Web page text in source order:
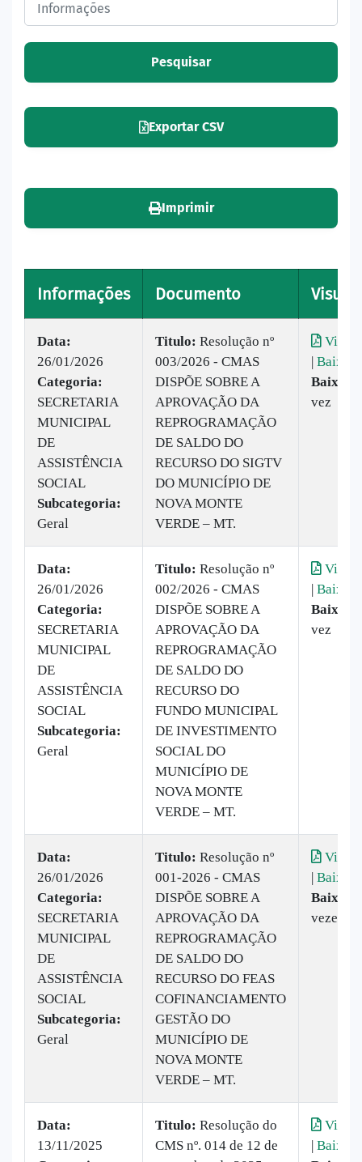
Pesquisar
Exportar CSV
Imprimir
Informações Documento
Data:
26/01/2026
Categoria:
SECRETARIA
MUNICIPAL
DE
ASSISTÊNCIA
SOCIAL
Subcategoria:
Geral
Titulo: Resolução nº
003/2026 - CMAS
DISPÕE SOBRE A
APROVAÇÃO DA
REPROGRAMAÇÃO
DE SALDO DO
RECURSO DO SIGTV
DO MUNICÍPIO DE
NOVA MONTE
VERDE – MT.
| Baixar
vez
Data:
26/01/2026
Categoria:
SECRETARIA
MUNICIPAL
DE
ASSISTÊNCIA
SOCIAL
Subcategoria:
Geral
Titulo: Resolução nº
002/2026 - CMAS
DISPÕE SOBRE A
APROVAÇÃO DA
REPROGRAMAÇÃO
DE SALDO DO
RECURSO DO
FUNDO MUNICIPAL
DE INVESTIMENTO
SOCIAL DO
MUNICÍPIO DE
NOVA MONTE
VERDE – MT.
| Baixar
vez
Data:
26/01/2026
Categoria:
SECRETARIA
MUNICIPAL
DE
ASSISTÊNCIA
SOCIAL
Subcategoria:
Geral
Titulo: Resolução nº
001-2026 - CMAS
DISPÕE SOBRE A
APROVAÇÃO DA
REPROGRAMAÇÃO
DE SALDO DO
RECURSO DO FEAS
COFINANCIAMENTO
GESTÃO DO
MUNICÍPIO DE
NOVA MONTE
VERDE – MT.
| Baixar
vezes
Data:
13/11/2025
Titulo: Resolução do
CMS nº. 014 de 12 de
| Baixar